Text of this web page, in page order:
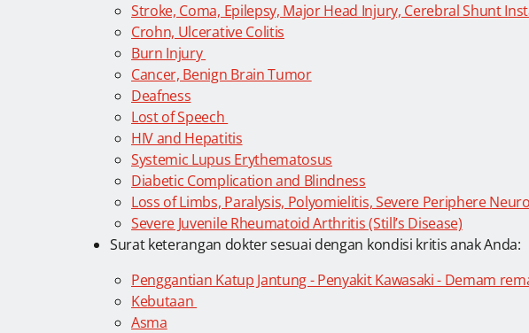
Stroke, Coma, Epilepsy, Major Head Injury, Cerebral Shunt
Crohn, Ulcerative Colitis
Burn Injury
Cancer, Benign Brain Tumor
Deafness
Lost of Speech
HIV and Hepatitis
Systemic Lupus Erythematosus
Diabetic Complication and Blindness
Loss of Limbs, Paralysis, Polyomielitis, Severe Periphere
Severe Juvenile Rheumatoid Arthritis (Still’s Disease)
Surat keterangan dokter sesuai dengan kondisi kritis anak Anda:
Penggantian Katup Jantung - Penyakit Kawasaki - Demam
Kebutaan
Asma